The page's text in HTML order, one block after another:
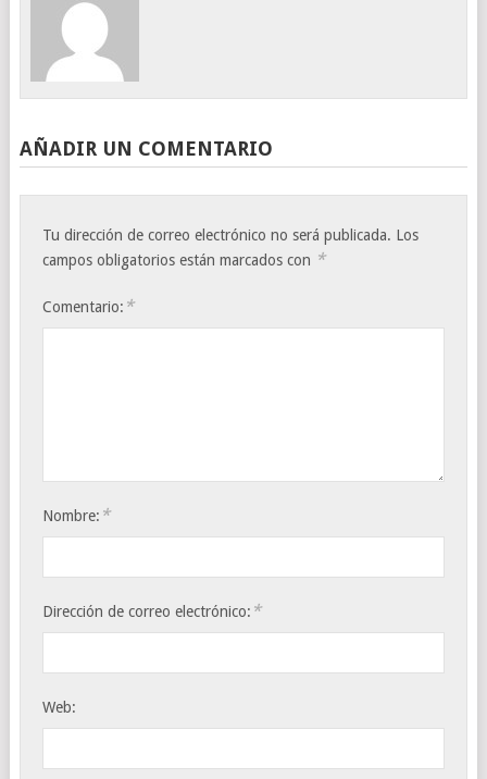
AÑADIR UN COMENTARIO
Tu dirección de correo electrónico no será publicada. Los
campos obligatorios están marcados con *
Comentario: *
Nombre: *
Dirección de correo electrónico: *
Web: